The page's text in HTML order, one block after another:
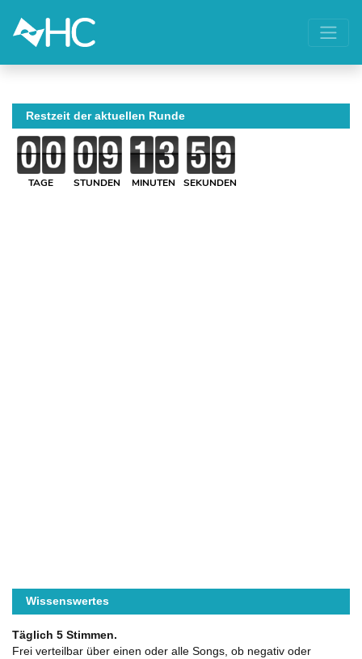
Restzeit der aktuellen Runde
TAGE STUNDEN MINUTEN SEKUNDEN
Wissenswertes
Täglich 5 Stimmen.
Frei verteilbar über einen oder alle Songs, ob negativ oder